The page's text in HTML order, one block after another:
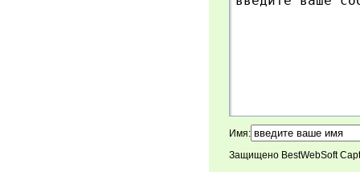
Имя:
Защищено BestWebSoft